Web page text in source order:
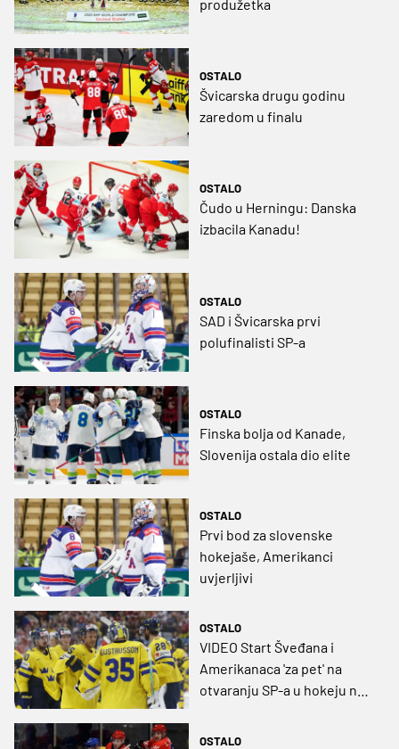
produžetka
OSTALO
Švicarska drugu godinu
zaredom u finalu
OSTALO
Čudo u Herningu: Danska
izbacila Kanadu!
OSTALO
SAD i Švicarska prvi
polufinalisti SP-a
OSTALO
Finska bolja od Kanade,
Slovenija ostala dio elite
OSTALO
Prvi bod za slovenske
hokejaše, Amerikanci
uvjerljivi
OSTALO
VIDEO Start Šveđana i
Amerikanaca 'za pet' na
otvaranju SP-a u hokeju na
OSTALO